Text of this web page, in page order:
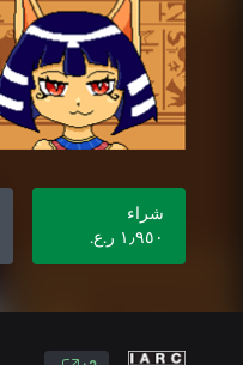
شراء
١٫٩٥٠ ر.ع.‏